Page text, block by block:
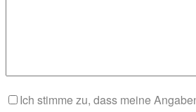
Ich stimme zu, dass meine